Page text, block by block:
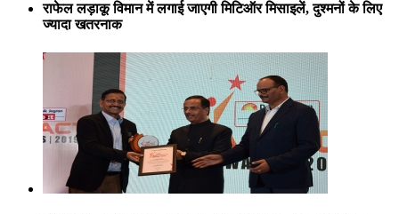
राफेल लड़ाकू विमान में लगाई जाएगी मिटिऑर मिसाइलें, दुश्मनों के लिए
ज्यादा खतरनाक